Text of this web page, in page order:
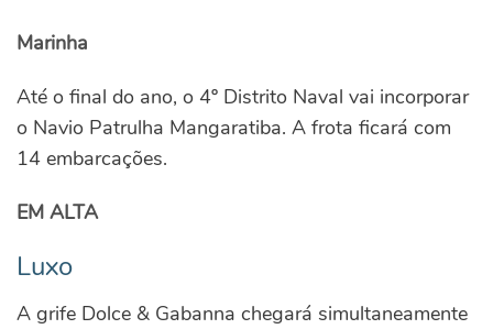
Marinha
Até o final do ano, o 4º Distrito Naval vai incorporar
o Navio Patrulha Mangaratiba. A frota ficará com
14 embarcações.
EM ALTA
Luxo
A grife Dolce & Gabanna chegará simultaneamente